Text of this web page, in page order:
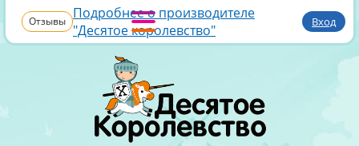
Отзывы Подробнее о производителе
"Десятое королевство"
Вход